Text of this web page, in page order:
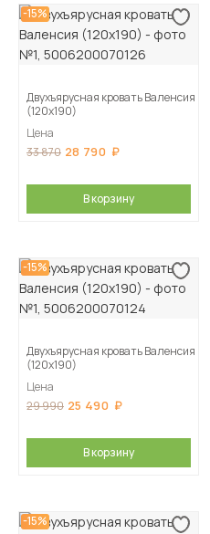
-15%
Двухъярусная кровать Валенсия
(120х190)
Цена
33 870 28 790
В корзину
-15%
Двухъярусная кровать Валенсия
(120х190)
Цена
29 990 25 490
В корзину
-15%